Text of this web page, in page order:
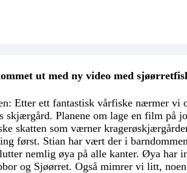
ut med ny video med
Etter ett fantastisk vårfiske nærmer
skjærgård. Planene om lage en film på
skatten som værner
først. Stian har vært der i
nemlig øya på alle kanter. Øya
og Sjøørret. Også mimrer vi litt,